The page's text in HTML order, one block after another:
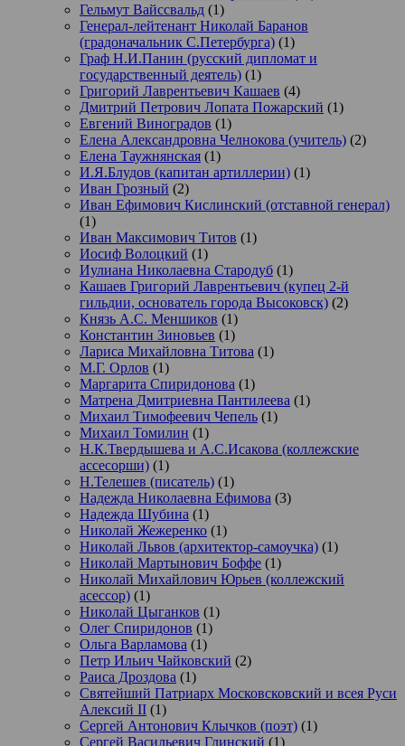
Гельмут Вайссвальд (1)
Генерал-лейтенант Николай Баранов
(градоначальник С.Петербурга) (1)
Граф Н.И.Панин (русский дипломат и
государственный деятель) (1)
Григорий Лаврентьевич Кашаев (4)
Дмитрий Петрович Лопата Пожарский (1)
Евгений Виноградов (1)
Елена Александровна Челнокова (учитель) (2)
Елена Таужнянская (1)
И.Я.Блудов (капитан артиллерии) (1)
Иван Грозный (2)
Иван Ефимович Кислинский (отставной генерал)
(1)
Иван Максимович Титов (1)
Иосиф Волоцкий (1)
Иулиана Николаевна Стародуб (1)
Кашаев Григорий Лаврентьевич (купец 2-й
гильдии, основатель города Высоковск) (2)
Князь А.С. Меншиков (1)
Константин Зиновьев (1)
Лариса Михайловна Титова (1)
М.Г. Орлов (1)
Маргарита Спиридонова (1)
Матрена Дмитриевна Пантилеева (1)
Михаил Тимофеевич Чепель (1)
Михаил Томилин (1)
Н.К.Твердышева и А.С.Исакова (коллежские
ассесорши) (1)
Н.Телешев (писатель) (1)
Надежда Николаевна Ефимова (3)
Надежда Шубина (1)
Николай Жежеренко (1)
Николай Львов (архитектор-самоучка) (1)
Николай Мартынович Боффе (1)
Николай Михайлович Юрьев (коллежский
асессор) (1)
Николай Цыганков (1)
Олег Спиридонов (1)
Ольга Варламова (1)
Петр Ильич Чайковский (2)
Раиса Дроздова (1)
Святейший Патриарх Московсковский и всея Руси
Алексий II (1)
Сергей Антонович Клычков (поэт) (1)
Сергей Васильевич Глинский (1)